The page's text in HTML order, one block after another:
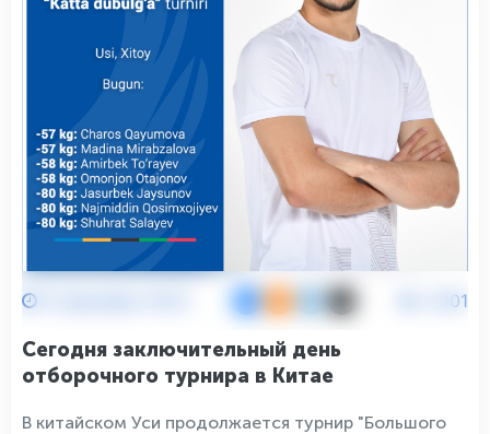
2001
Сегодня заключительный день
отборочного турнира в Китае
В китайском Уси продолжается турнир "Большого